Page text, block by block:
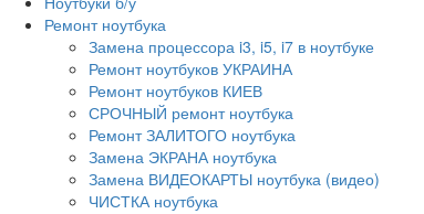
Ремонт ноутбука
Замена процессора i3, i5, i7 в ноутбуке
Ремонт ноутбуков УКРАИНА
Ремонт ноутбуков КИЕВ
СРОЧНЫЙ ремонт ноутбука
Ремонт ЗАЛИТОГО ноутбука
Замена ЭКРАНА ноутбука
Замена ВИДЕОКАРТЫ ноутбука (видео)
ЧИСТКА ноутбука